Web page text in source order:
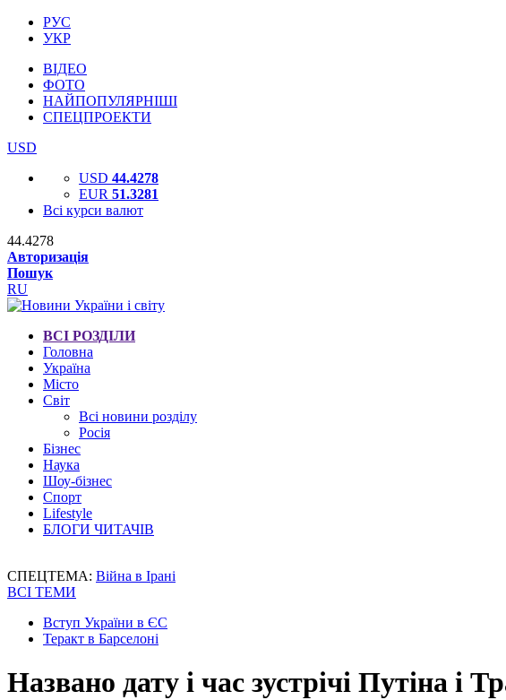
РУС
УКР
ВІДЕО
ФОТО
НАЙПОПУЛЯРНІШІ
СПЕЦПРОЕКТИ
USD
USD 44.4278
EUR 51.3281
Всі курси валют
44.4278
Авторизація
Пошук
RU
ВСІ РОЗДІЛИ
Головна
Україна
Місто
Світ
Всі новини розділу
Росія
Бізнес
Наука
Шоу-бізнес
Спорт
Lifestyle
БЛОГИ ЧИТАЧІВ
СПЕЦТЕМА: Війна в Ірані
ВСІ ТЕМИ
Вступ України в ЄС
Теракт в Барселоні
Названо дату і час зустрічі Путіна і